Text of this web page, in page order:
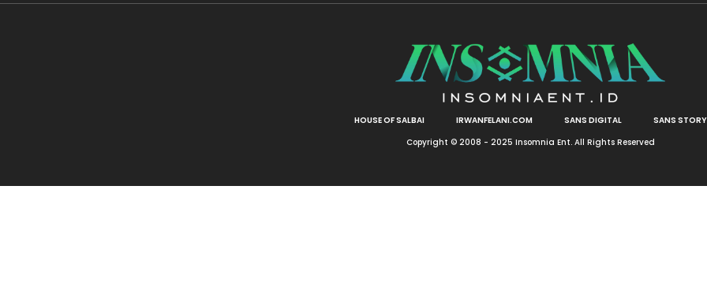
HOUSE OF SALBAI IRWANFELANI.COM SANS DIGITAL
SANS STORY
Copyright © 2008 - 2025 Insomnia Ent. All Rights Reserved